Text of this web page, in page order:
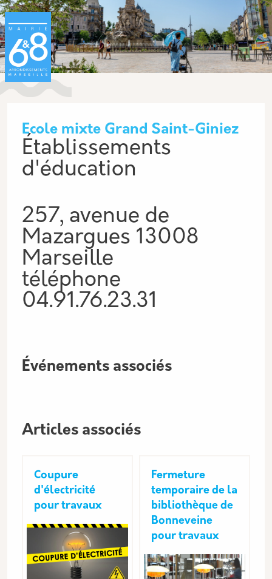
Aller au contenu principal
Ecole mixte Grand Saint-Giniez
Établissements
d'éducation
257, avenue de
Mazargues 13008
Marseille
téléphone
04.91.76.23.31
Événements associés
Articles associés
Coupure
d'électricité
pour travaux
Fermeture
temporaire de la
bibliothèque de
Bonneveine
pour travaux
Panneau de gestion des cookies